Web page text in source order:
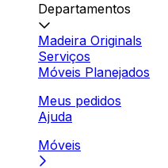
Departamentos
Madeira Originals
Serviços
Móveis Planejados
Meus pedidos
Ajuda
Móveis